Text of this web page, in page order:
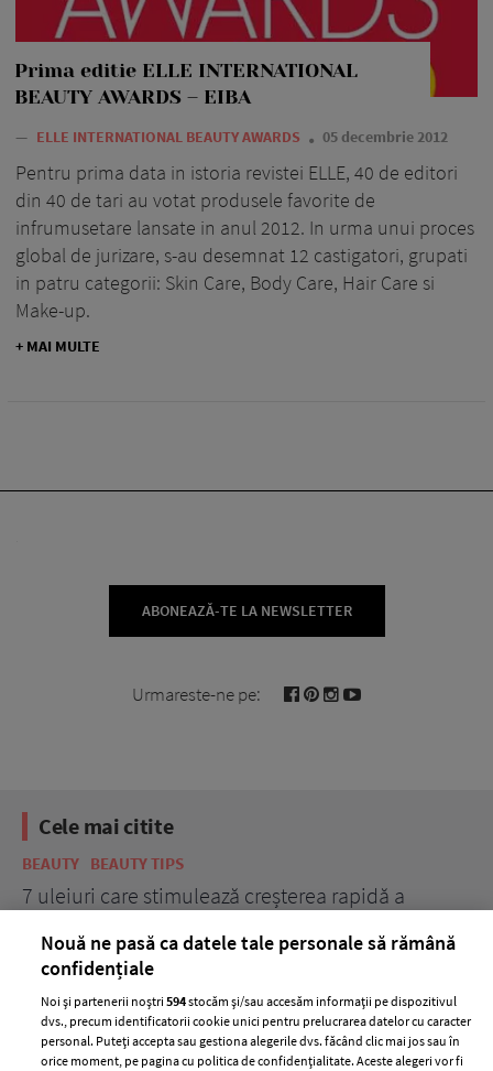
Prima editie ELLE INTERNATIONAL
BEAUTY AWARDS – EIBA
— ELLE INTERNATIONAL BEAUTY AWARDS 05 decembrie 2012
Pentru prima data in istoria revistei ELLE, 40 de editori
din 40 de tari au votat produsele favorite de
infrumusetare lansate in anul 2012. In urma unui proces
global de jurizare, s-au desemnat 12 castigatori, grupati
in patru categorii: Skin Care, Body Care, Hair Care si
Make-up.
+ MAI MULTE
ABONEAZĂ-TE LA NEWSLETTER
Urmareste-ne pe:
Cele mai citite
BEAUTY BEAUTY TIPS
7 uleiuri care stimulează creșterea rapidă a
Nouă ne pasă ca datele tale personale să rămână
confidențiale
Noi și partenerii noștri594stocăm și/sau accesăm informații pe dispozitivul
dvs., precum identificatorii cookie unici pentru prelucrarea datelor cu caracter
personal. Puteți accepta sau gestiona alegerile dvs. făcând clic mai jos sau în
orice moment, pe pagina cu politica de confidențialitate. Aceste alegeri vor fi